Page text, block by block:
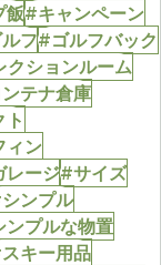
飯#キャンペーン
フ#ゴルフバック
クションルーム
テナ倉庫
ィン
レージ#サイズ
ンプル
プルな物置
キー用品